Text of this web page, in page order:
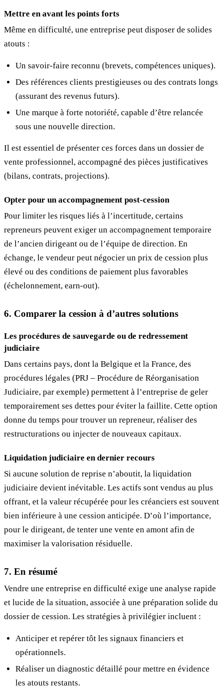
Mettre en avant les points forts
Même en difficulté, une entreprise peut disposer de solides
atouts :
Un savoir-faire reconnu (brevets, compétences uniques).
Des références clients prestigieuses ou des contrats longs
(assurant des revenus futurs).
Une marque à forte notoriété, capable d’être relancée
sous une nouvelle direction.
Il est essentiel de présenter ces forces dans un dossier de
vente professionnel, accompagné des pièces justificatives
(bilans, contrats, projections).
Opter pour un accompagnement post-cession
Pour limiter les risques liés à l’incertitude, certains
repreneurs peuvent exiger un accompagnement temporaire
de l’ancien dirigeant ou de l’équipe de direction. En
échange, le vendeur peut négocier un prix de cession plus
élevé ou des conditions de paiement plus favorables
(échelonnement, earn-out).
6. Comparer la cession à d’autres solutions
Les procédures de sauvegarde ou de redressement
judiciaire
Dans certains pays, dont la Belgique et la France, des
procédures légales (PRJ – Procédure de Réorganisation
Judiciaire, par exemple) permettent à l’entreprise de geler
temporairement ses dettes pour éviter la faillite. Cette option
donne du temps pour trouver un repreneur, réaliser des
restructurations ou injecter de nouveaux capitaux.
Liquidation judiciaire en dernier recours
Si aucune solution de reprise n’aboutit, la liquidation
judiciaire devient inévitable. Les actifs sont vendus au plus
offrant, et la valeur récupérée pour les créanciers est souvent
bien inférieure à une cession anticipée. D’où l’importance,
pour le dirigeant, de tenter une vente en amont afin de
maximiser la valorisation résiduelle.
7. En résumé
Vendre une entreprise en difficulté exige une analyse rapide
et lucide de la situation, associée à une préparation solide du
dossier de cession. Les stratégies à privilégier incluent :
Anticiper et repérer tôt les signaux financiers et
opérationnels.
Réaliser un diagnostic détaillé pour mettre en évidence
les atouts restants.